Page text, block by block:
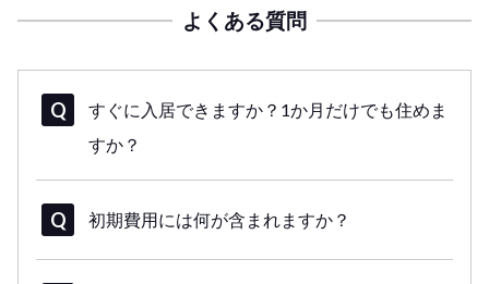
よくある質問
すぐに入居できますか？1か月だけでも住めま
すか？
初期費用には何が含まれますか？